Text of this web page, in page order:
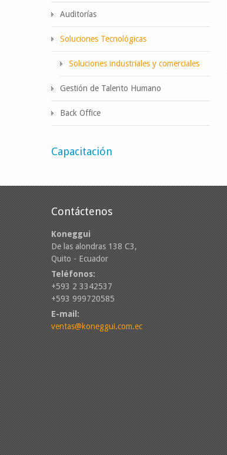
Auditorías
Soluciones Tecnológicas
Soluciones industriales y comerciales
Gestión de Talento Humano
Back Office
Capacitación
Contáctenos
Koneggui
De las alondras 138 C3,
Quito - Ecuador
Teléfonos:
+593 2 3342537
+593 999720585
E-mail:
ventas@koneggui.com.ec